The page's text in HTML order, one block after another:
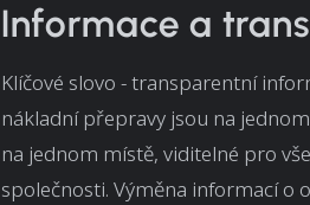
Informace a
Klíčové slovo - transparentní
nákladní přepravy jsou na
na jednom místě, viditelné pro
společnosti. Výměna informací o